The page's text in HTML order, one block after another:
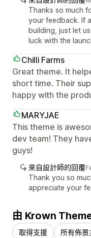
Thanks so much
your feedback. If
building, just let
luck with the
Chilli Farms
Great theme. It
short time. Their
happy with the
MARYJAE
This theme is
dev team! They
guys!
來自設計師的回覆
Thank you so
appreciate your
由 Krown
取得支援 所有佈景